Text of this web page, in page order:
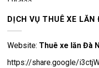
DỊCH VỤ THUÊ XE LĂN
Website: Thuê xe lăn Đà
https://share.google/